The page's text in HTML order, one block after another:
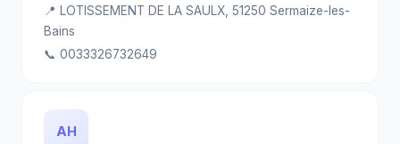
📍 LOTISSEMENT DE LA SAULX, 51250 Sermaize-les-
Bains
📞 0033326732649
AH